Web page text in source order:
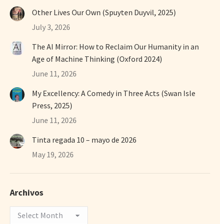
Other Lives Our Own (Spuyten Duyvil, 2025)
July 3, 2026
The AI Mirror: How to Reclaim Our Humanity in an
Age of Machine Thinking (Oxford 2024)
June 11, 2026
My Excellency: A Comedy in Three Acts (Swan Isle
Press, 2025)
June 11, 2026
Tinta regada 10 – mayo de 2026
May 19, 2026
Archivos
Archivos